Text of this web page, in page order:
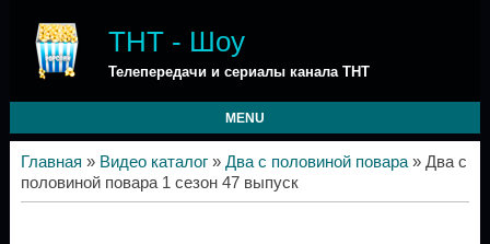
ТНТ - Шоу
Телепередачи и сериалы канала ТНТ
MENU
Главная » Видео каталог» Два с половиной повара» Два с
половиной повара 1 сезон 47 выпуск